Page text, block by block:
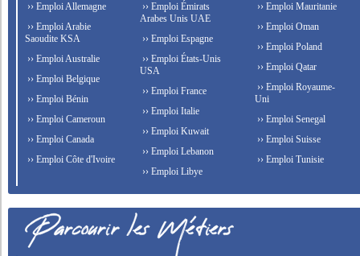
›› Emploi Allemagne
›› Emploi Arabie
Saoudite KSA
›› Emploi Australie
›› Emploi Belgique
›› Emploi Bénin
›› Emploi Cameroun
›› Emploi Canada
›› Emploi Côte d'Ivoire
›› Emploi Émirats
Arabes Unis UAE
›› Emploi Espagne
›› Emploi États-Unis
USA
›› Emploi France
›› Emploi Italie
›› Emploi Kuwait
›› Emploi Lebanon
›› Emploi Libye
›› Emploi Mauritanie
›› Emploi Oman
›› Emploi Poland
›› Emploi Qatar
›› Emploi Royaume-
Uni
›› Emploi Senegal
›› Emploi Suisse
›› Emploi Tunisie